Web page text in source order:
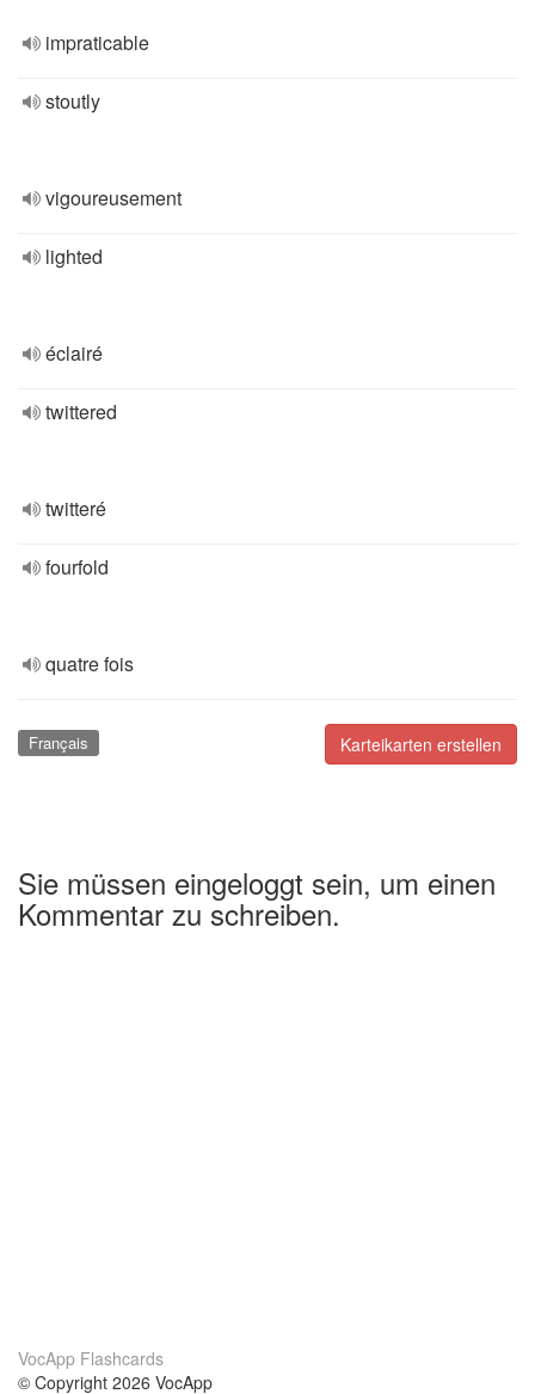
impraticable
stoutly
vigoureusement
lighted
éclairé
twittered
twitteré
fourfold
quatre fois
Karteikarten erstellen
Français
Sie müssen eingeloggt sein, um einen
Kommentar zu schreiben.
VocApp Flashcards
© Copyright 2026 VocApp